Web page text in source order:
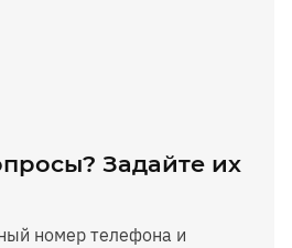
Задайте их
номер телефона и